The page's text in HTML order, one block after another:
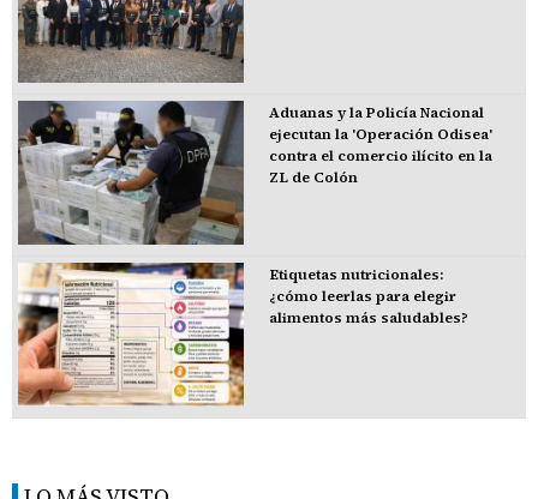
Aduanas y la Policía Nacional
ejecutan la 'Operación Odisea'
contra el comercio ilícito en la
ZL de Colón
Etiquetas nutricionales:
¿cómo leerlas para elegir
alimentos más saludables?